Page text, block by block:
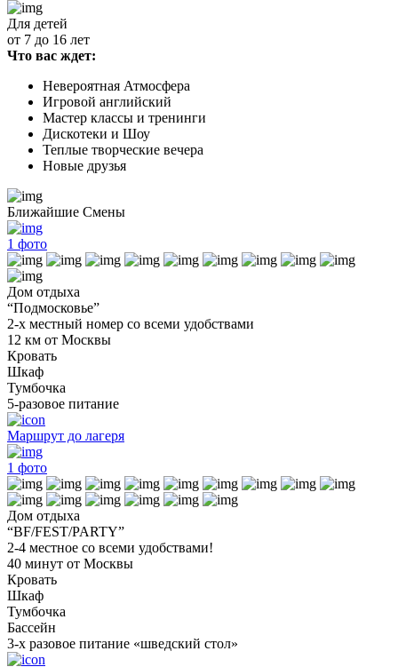
Для детей
от 7 до 16 лет
Что вас ждет:
Невероятная Атмосфера
Игровой английский
Мастер классы и тренинги
Дискотеки и Шоу
Теплые творческие вечера
Новые друзья
Ближайшие Смены
1 фото
Дом отдыха
“Подмосковье”
2-х местный номер со всеми удобствами
12 км от Москвы
Кровать
Шкаф
Тумбочка
5-разовое питание
Маршрут до лагеря
1 фото
Дом отдыха
“BF/FEST/PARTY”
2-4 местное со всеми удобствами!
40 минут от Москвы
Кровать
Шкаф
Тумбочка
Бассейн
3-х разовое питание «шведский стол»